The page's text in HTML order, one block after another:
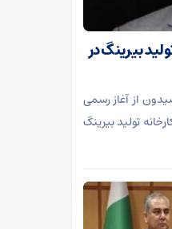
بیرینگ در
از آغاز رسمی
تولید بیرینگ